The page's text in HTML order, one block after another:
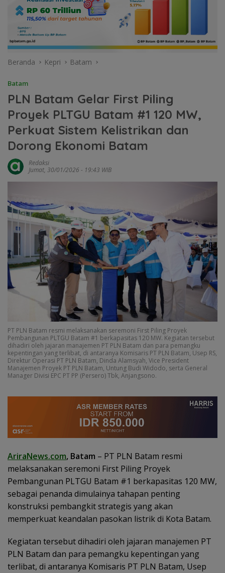
Beranda Kepri Batam
Batam
PLN Batam Gelar First Piling
Proyek PLTGU Batam #1 120 MW,
Perkuat Sistem Kelistrikan dan
Dorong Ekonomi Batam
Redaksi
Jumat, 30/01/2026 - 19:43 WIB
PT PLN Batam resmi melaksanakan seremoni First Piling Proyek
Pembangunan PLTGU Batam #1 berkapasitas 120 MW. Kegiatan tersebut
dihadiri oleh jajaran manajemen PT PLN Batam dan para pemangku
kepentingan yang terlibat, di antaranya Komisaris PT PLN Batam, Usep RS,
Direktur Operasi PT PLN Batam, Dinda Alamsyah, Vice President
Manajemen Proyek PT PLN Batam, Untung Budi Widodo, serta General
Manager Divisi EPC PT PP (Persero) Tbk, Anjangsono.
AriraNews.com, Batam – PT PLN Batam resmi
melaksanakan seremoni First Piling Proyek
Pembangunan PLTGU Batam #1 berkapasitas 120 MW,
sebagai penanda dimulainya tahapan penting
konstruksi pembangkit strategis yang akan
memperkuat keandalan pasokan listrik di Kota Batam.
Kegiatan tersebut dihadiri oleh jajaran manajemen PT
PLN Batam dan para pemangku kepentingan yang
terlibat, di antaranya Komisaris PT PLN Batam, Usep